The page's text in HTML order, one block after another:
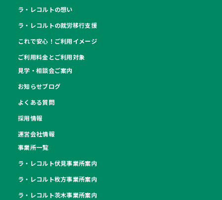
ラ・レコルトの想い
ラ・レコルトの就労移行支援
これで安心！ご利用イメージ
ご利用料金とご利用対象
見学・相談会ご案内
お知らせブログ
よくある質問
採用情報
運営会社情報
事業所一覧
ラ・レコルト伏見事業所案内
ラ・レコルト枚方事業所案内
ラ・レコルト茨木事業所案内